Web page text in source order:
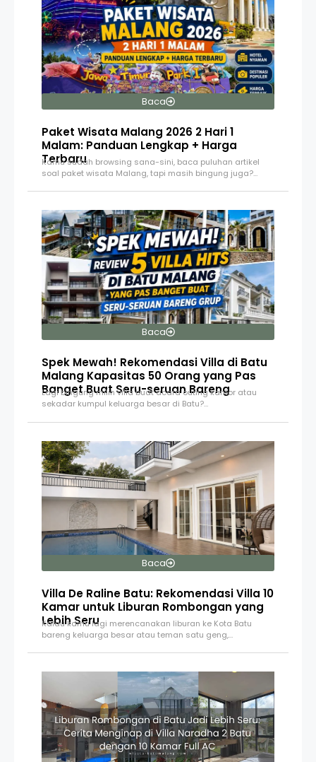
Baca
Paket Wisata Malang 2026 2 Hari 1
Malam: Panduan Lengkap + Harga
Terbaru
Kamu sudah browsing sana-sini, baca puluhan artikel
soal paket wisata Malang, tapi masih bingung juga?…
Baca
Spek Mewah! Rekomendasi Villa di Batu
Malang Kapasitas 50 Orang yang Pas
Banget Buat Seru-seruan Bareng
Lagi bingung milih villa buat acara outing kantor atau
sekadar kumpul keluarga besar di Batu?…
Baca
Villa De Raline Batu: Rekomendasi Villa 10
Kamar untuk Liburan Rombongan yang
Lebih Seru
Kalau kamu lagi merencanakan liburan ke Kota Batu
bareng keluarga besar atau teman satu geng,…